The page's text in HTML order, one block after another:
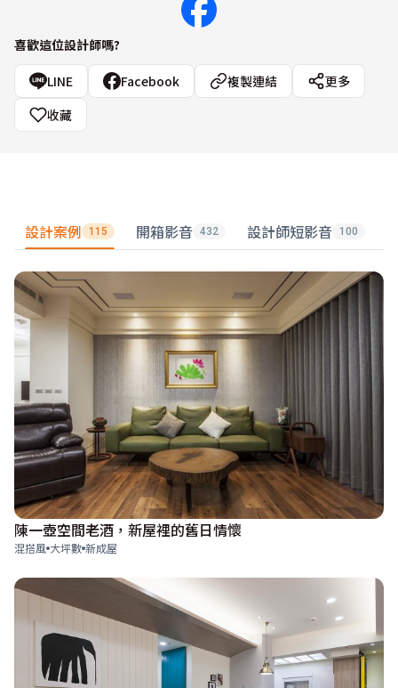
喜歡這位設計師嗎?
LINE Facebook 複製連結
更多
收藏
設計案例 115 開箱影音 432 設計師短影音 100
陳一壺空間老酒，新屋裡的舊日情懷
混搭風 大坪數 新成屋